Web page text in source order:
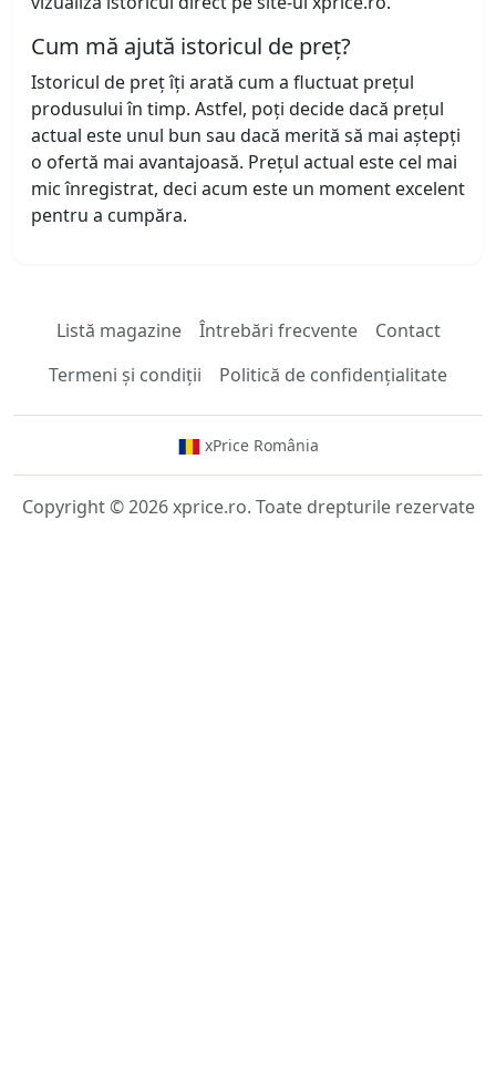
Cum mă ajută istoricul de preț?
Istoricul de preț îți arată cum a fluctuat prețul
produsului în timp. Astfel, poți decide dacă prețul
actual este unul bun sau dacă merită să mai aștepți
o ofertă mai avantajoasă. Prețul actual este cel mai
mic înregistrat, deci acum este un moment excelent
pentru a cumpăra.
Listă magazine Întrebări frecvente
Contact
Termeni și condiții
Politică de confidențialitate
xPrice România
Copyright © 2026 xprice.ro. Toate drepturile rezervate